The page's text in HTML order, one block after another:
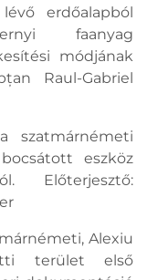
erdőalapból
faanyag
módjának
Raul-Gabriel
szatmárnémeti
eszköz
Előterjesztő:
Alexiu
terület első